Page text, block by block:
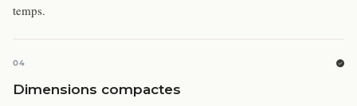
temps.
04
Dimensions compactes